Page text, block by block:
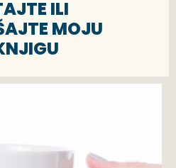
ILI
MOJU